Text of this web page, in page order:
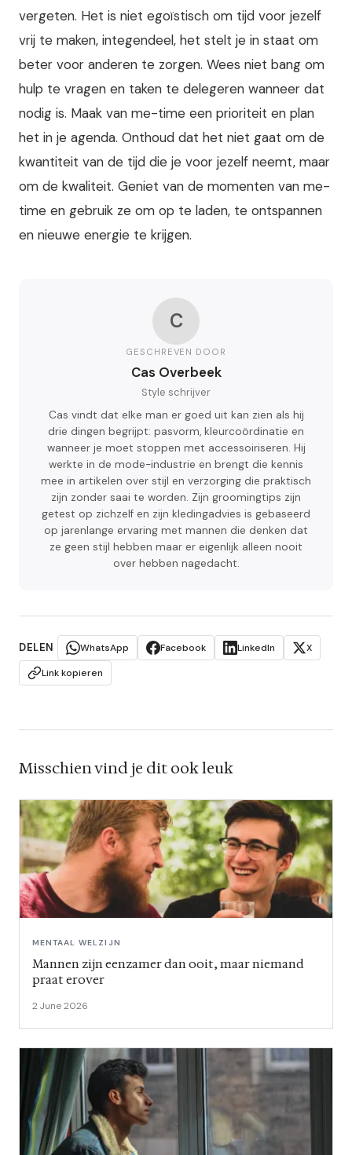
vergeten. Het is niet egoïstisch om tijd voor jezelf
vrij te maken, integendeel, het stelt je in staat om
beter voor anderen te zorgen. Wees niet bang om
hulp te vragen en taken te delegeren wanneer dat
nodig is. Maak van me-time een prioriteit en plan
het in je agenda. Onthoud dat het niet gaat om de
kwantiteit van de tijd die je voor jezelf neemt, maar
om de kwaliteit. Geniet van de momenten van me-
time en gebruik ze om op te laden, te ontspannen
en nieuwe energie te krijgen.
C
GESCHREVEN DOOR
Cas Overbeek
Style schrijver
Cas vindt dat elke man er goed uit kan zien als hij
drie dingen begrijpt: pasvorm, kleurcoördinatie en
wanneer je moet stoppen met accessoiriseren. Hij
werkte in de mode-industrie en brengt die kennis
mee in artikelen over stijl en verzorging die praktisch
zijn zonder saai te worden. Zijn groomingtips zijn
getest op zichzelf en zijn kledingadvies is gebaseerd
op jarenlange ervaring met mannen die denken dat
ze geen stijl hebben maar er eigenlijk alleen nooit
over hebben nagedacht.
DELEN WhatsApp Facebook LinkedIn
X
Link kopieren
Misschien vind je dit ook leuk
MENTAAL WELZIJN
Mannen zijn eenzamer dan ooit, maar niemand
praat erover
2 June 2026